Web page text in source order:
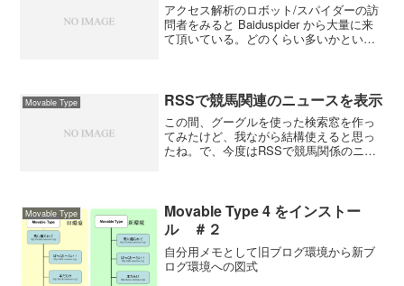
アクセス解析のロボット/スパイダーの訪
問者をみると Baiduspider から大量に来
て頂いている。どのくらい多いかという
Movable Type RSSで競馬関連のニュースを表示
この間、グーグルを使った検索窓を作っ
てみたけど、我ながら結構使えると思っ
たね。で、今度はRSSで競馬関係のニュ
のページを巡回して...
Movable Type
Movable Type 4 をインストー
ル ＃２
自分用メモとして旧ブログ環境から新ブ
ログ環境への図式